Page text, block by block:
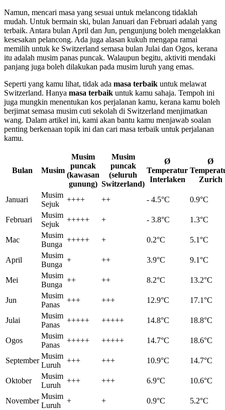
Namun, mencari masa yang sesuai untuk melancong tidaklah
mudah. Untuk bermain ski, bulan Januari dan Februari adalah yang
terbaik. Antara bulan April dan Jun, pengunjung boleh mengelakkan
kesesakan pelancong. Ada juga alasan kukuh mengapa ramai
memilih untuk ke Switzerland semasa bulan Julai dan Ogos, kerana
itu adalah musim panas puncak. Walaupun begitu, aktiviti mendaki
panjang juga boleh dilakukan pada musim luruh yang emas.
Seperti yang kamu lihat, tidak ada masa terbaik untuk melawat
Switzerland. Hanya masa terbaik untuk kamu sahaja. Tempoh ini
juga mungkin menentukan kos perjalanan kamu, kerana kamu boleh
berjimat semasa musim cuti sekolah di Switzerland menjimatkan
wang. Dalam artikel ini, kami akan bantu kamu menjawab soalan
penting berkenaan topik ini dan cari masa terbaik untuk perjalanan
kamu.
Bulan Musim
Musim
puncak
(kawasan
gunung)
Musim
puncak
(seluruh
Switzerland)
Ø
Temperatur
Interlaken
Ø
Zurich
Januari
Musim
Sejuk
++++ ++ - 4.5°C 0.9°C
Februari
Musim
Sejuk
+++++ + - 3.8°C 1.3°C
Mac
Musim
Bunga
+++++ + 0.2°C 5.1°C
April
Musim
Bunga
+ ++ 3.9°C 9.1°C
Mei
Musim
Bunga
++ ++ 8.2°C 13.2°C
Jun
Musim
Panas
+++ +++ 12.9°C 17.1°C
Julai
Musim
Panas
+++++ +++++ 14.8°C 18.8°C
Ogos
Musim
Panas
+++++ +++++ 14.7°C 18.6°C
September
Musim
Luruh
+++ +++ 10.9°C 14.7°C
Oktober
Musim
Luruh
+++ +++ 6.9°C 10.6°C
November
Musim
Luruh
+ + 0.9°C 5.2°C